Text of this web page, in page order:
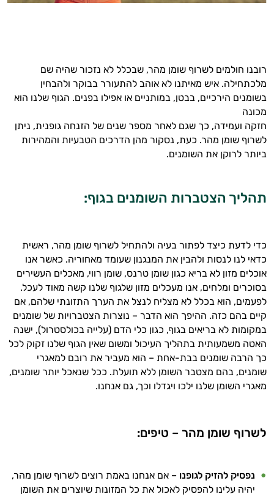
רובנו חולמים לשרוף שומן מהר, שבכלל לא נזכור שהיה שם
מלכתחילה. איש מאיתנו לא אוהב להתעורר בבוקר ולהבחין
בשומנים הירכיים, בבטן, במותניים או אפילו בפנים. הגוף שלנו הוא
מכונה
חזקה ועמידה, כך שגם לאחר מספר שנים של הזנחה גופנית, ניתן
לשרוף שומן מהר. כעת, נסקור מהן הדרכים הטבעיות והמהירות
ביותר לרוקן את השומנים.
תהליך הצטברות השומנים בגוף:
כדי לדעת כיצד לפתור בעיה ולהתחיל לשרוף שומן מהר, ראשית
כדאי לנו לנסות ולהבין את המנגנון שעומד מאחוריה. כאשר אנו
אוכלים מזון לא בריא כגון שומן טרנס, שומן רווי, מאכלים העשירים
בסוכרים ומלחים, אנו מעכלים מזון שלגוף שלנו קשה מאוד לעכל.
לפעמים, הוא בכלל לא מצליח לנצל את הערך התזונתי שלהם, אם
קיים בהם כזה. ההיפך הוא הדבר – נוצרות הצטברויות של שומנים
במקומות לא בריאים בגוף, כגון כלי הדם (עלייה בכולסטרול), ישנה
האטה משמעותית בתהליך העיכול ומשום שאין הגוף שלנו זקוק לכל
כך הרבה שומנים בבת-אחת – הוא מעביר את רובם למאגרי
שומנים, בהם מצטבר השומן ללא תועלת. ככל שנאכל יותר שומנים,
מאגרי השומן שלנו ילכו ויגדלו וכך, גם אנחנו.
לשרוף שומן מהר – טיפים:
נפסיק להזיק לגופנו – אם אנחנו באמת רוצים לשרוף שומן מהר,
יהיה עלינו להפסיק לאכול את כל המזונות שיוצרים את השומן
אני יועץ הבריאות האישי AI של טבע בריא.
וספרות מקצועית בתחומי הרפואה הטבעית
ותזונת הספורט.
אני כאן כדי לעזור לך להתאים את תוספי
התזונה ומוצרי הבריאות המדויקים למטרות
ולמצב הגופני שלך, ולהסביר לך אילו רכיבים
עובדים יחד כדי למקסם תוצאות גם בחיי היום
יום וגם בתחום הכושר והספורט.
המטרה שלי היא להתאים עבורך המלצות
אישיות מבוססות מדעית.